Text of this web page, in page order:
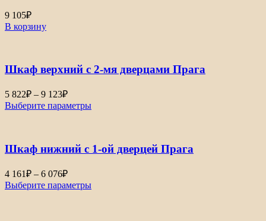
9 105₽
В корзину
Шкаф верхний с 2-мя дверцами Прага
5 822₽ – 9 123₽
Выберите параметры
Шкаф нижний с 1-ой дверцей Прага
4 161₽ – 6 076₽
Выберите параметры